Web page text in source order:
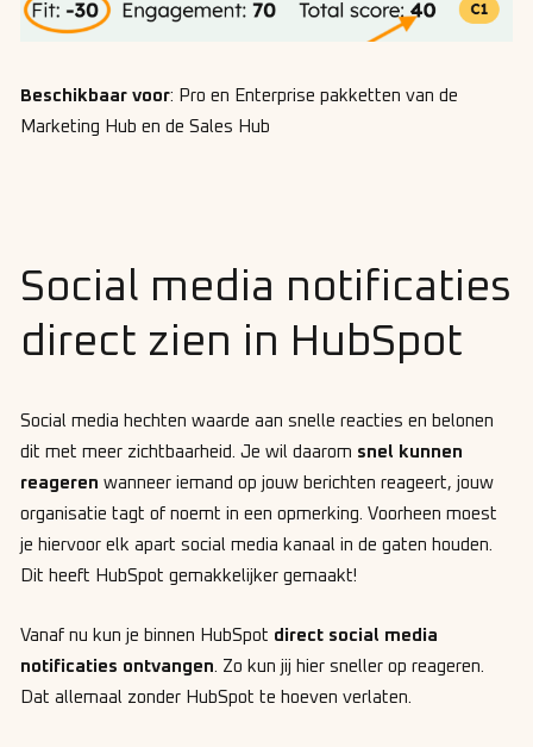
Beschikbaar voor: Pro en Enterprise pakketten van de
Marketing Hub en de Sales Hub
Social media notificaties
direct zien in HubSpot
Social media hechten waarde aan snelle reacties en belonen
dit met meer zichtbaarheid. Je wil daarom snel kunnen
reageren wanneer iemand op jouw berichten reageert, jouw
organisatie tagt of noemt in een opmerking. Voorheen moest
je hiervoor elk apart social media kanaal in de gaten houden.
Dit heeft HubSpot gemakkelijker gemaakt!
Vanaf nu kun je binnen HubSpot direct social media
notificaties ontvangen. Zo kun jij hier sneller op reageren.
Dat allemaal zonder HubSpot te hoeven verlaten.